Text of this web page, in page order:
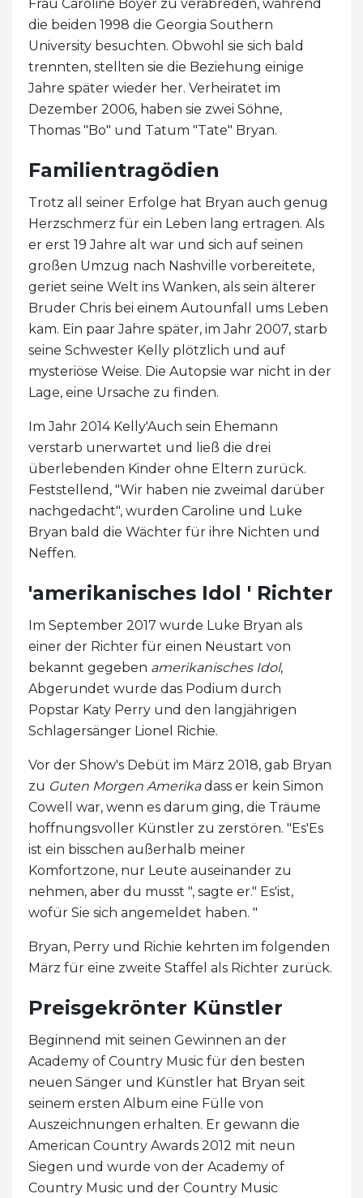
Frau Caroline Boyer zu verabreden, während
die beiden 1998 die Georgia Southern
University besuchten. Obwohl sie sich bald
trennten, stellten sie die Beziehung einige
Jahre später wieder her. Verheiratet im
Dezember 2006, haben sie zwei Söhne,
Thomas "Bo" und Tatum "Tate" Bryan.
Familientragödien
Trotz all seiner Erfolge hat Bryan auch genug
Herzschmerz für ein Leben lang ertragen. Als
er erst 19 Jahre alt war und sich auf seinen
großen Umzug nach Nashville vorbereitete,
geriet seine Welt ins Wanken, als sein älterer
Bruder Chris bei einem Autounfall ums Leben
kam. Ein paar Jahre später, im Jahr 2007, starb
seine Schwester Kelly plötzlich und auf
mysteriöse Weise. Die Autopsie war nicht in der
Lage, eine Ursache zu finden.
Im Jahr 2014 Kelly'Auch sein Ehemann
verstarb unerwartet und ließ die drei
überlebenden Kinder ohne Eltern zurück.
Feststellend, "Wir haben nie zweimal darüber
nachgedacht", wurden Caroline und Luke
Bryan bald die Wächter für ihre Nichten und
Neffen.
'amerikanisches Idol ' Richter
Im September 2017 wurde Luke Bryan als
einer der Richter für einen Neustart von
bekannt gegeben amerikanisches Idol,
Abgerundet wurde das Podium durch
Popstar Katy Perry und den langjährigen
Schlagersänger Lionel Richie.
Vor der Show's Debüt im März 2018, gab Bryan
zu Guten Morgen Amerikadass er kein Simon
Cowell war, wenn es darum ging, die Träume
hoffnungsvoller Künstler zu zerstören. "Es'Es
ist ein bisschen außerhalb meiner
Komfortzone, nur Leute auseinander zu
nehmen, aber du musst ", sagte er." Es'ist,
wofür Sie sich angemeldet haben. "
Bryan, Perry und Richie kehrten im folgenden
März für eine zweite Staffel als Richter zurück.
Preisgekrönter Künstler
Beginnend mit seinen Gewinnen an der
Academy of Country Music für den besten
neuen Sänger und Künstler hat Bryan seit
seinem ersten Album eine Fülle von
Auszeichnungen erhalten. Er gewann die
American Country Awards 2012 mit neun
Siegen und wurde von der Academy of
Country Music und der Country Music